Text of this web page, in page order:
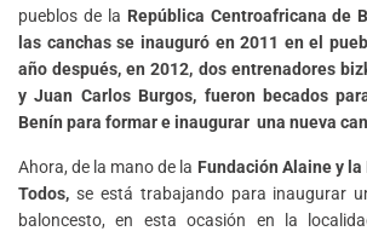
pueblos de la República Centroafricana de
las canchas se inauguró en 2011 en el
año después, en 2012, dos entrenadores
y Juan Carlos Burgos, fueron becados
Benín para formar e inaugurar una nueva
Ahora, de la mano de la Fundación Alaine y
Todos, se está trabajando para inaugurar
baloncesto, en esta ocasión en la